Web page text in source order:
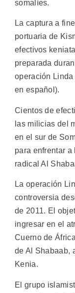
somalíes.
La captura a
portuaria de
efectivos
preparada
operación
en español).
Cientos de
las milicias del
en el sur de
para enfrentar
radical Al
La operación
controversia
de 2011. El
ingresar en el
Cuerno de
de Al Shabaab,
Kenia.
El grupo